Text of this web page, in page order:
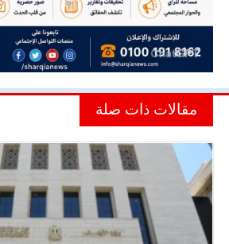
مقالات ذات صلة